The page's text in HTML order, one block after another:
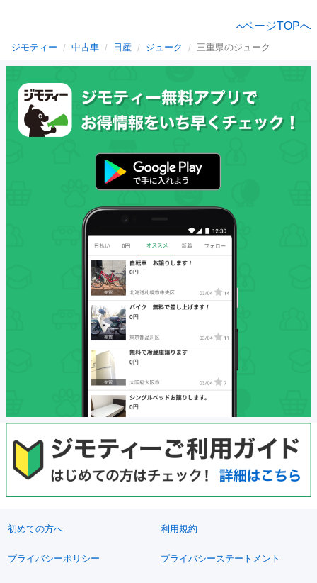
ページTOPへ
ジモティー 中古車 日産 ジューク 三重県のジューク
初めての方へ 利用規約
プライバシーポリシー プライバシーステートメント